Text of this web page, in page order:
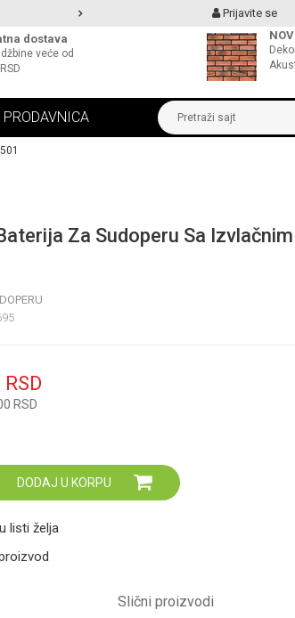
MOGUCNOST MONTAŽE
Prijavite se
dostava
veće od
PRODAVNICA Pretraži sajt
Za Sudoperu Sa
RSD
RSD
DODAJ U KORPU
listi želja
Slični proizvodi